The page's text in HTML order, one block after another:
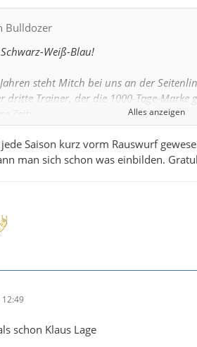
Bulldozer
Weiß-Blau!
steht Mitch bei uns an der
dritte Trainer, der die 1000-Tage-Marke
auch Glückwunsch an unsere Co-
Alles anzeigen
Saison kurz vorm Rauswurf
man sich schon was einbilden.
schon Klaus Lage